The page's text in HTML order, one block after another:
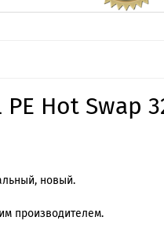
Hot Swap
новый.
производителем.